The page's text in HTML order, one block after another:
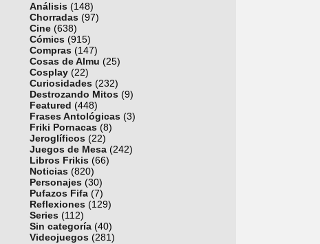
Análisis (148)
Chorradas (97)
Cine (638)
Cómics (915)
Compras (147)
Cosas de Almu (25)
Cosplay (22)
Curiosidades (232)
Destrozando Mitos (9)
Featured (448)
Frases Antológicas (3)
Friki Pornacas (8)
Jeroglíficos (22)
Juegos de Mesa (242)
Libros Frikis (66)
Noticias (820)
Personajes (30)
Pufazos Fifa (7)
Reflexiones (129)
Series (112)
Sin categoría (40)
Videojuegos (281)